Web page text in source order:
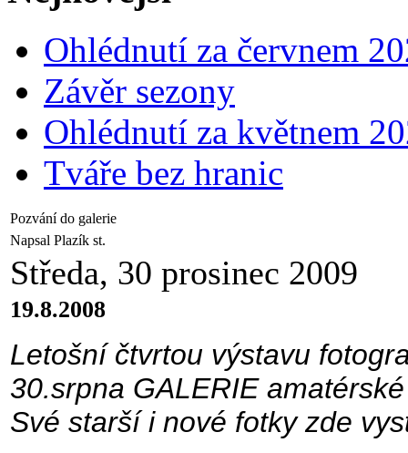
Ohlédnutí za červnem
Závěr sezony
Ohlédnutí za květnem
Tváře bez hranic
Pozvání do galerie
Napsal Plazík st.
Středa, 30 prosinec 2009
19.8.2008
Letošní čtvrtou výstavu
30.srpna GALERIE
Své starší i nové fotky zde